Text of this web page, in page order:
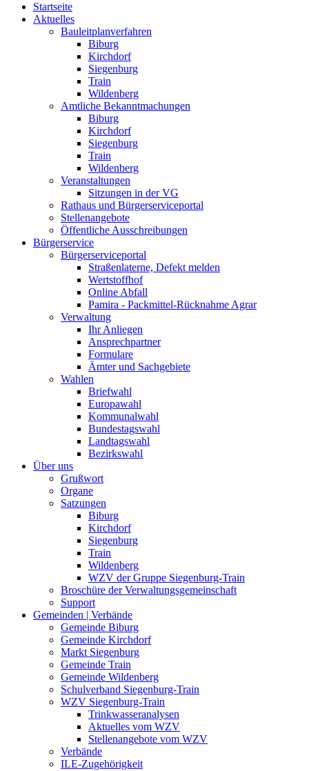
Startseite
Aktuelles
Bauleitplanverfahren
Biburg
Kirchdorf
Siegenburg
Train
Wildenberg
Amtliche Bekanntmachungen
Biburg
Kirchdorf
Siegenburg
Train
Wildenberg
Veranstaltungen
Sitzungen in der VG
Rathaus und Bürgerserviceportal
Stellenangebote
Öffentliche Ausschreibungen
Bürgerservice
Bürgerserviceportal
Straßenlaterne, Defekt melden
Wertstoffhof
Online Abfall
Pamira - Packmittel-Rücknahme Agrar
Verwaltung
Ihr Anliegen
Ansprechpartner
Formulare
Ämter und Sachgebiete
Wahlen
Briefwahl
Europawahl
Kommunalwahl
Bundestagswahl
Landtagswahl
Bezirkswahl
Über uns
Grußwort
Organe
Satzungen
Biburg
Kirchdorf
Siegenburg
Train
Wildenberg
WZV der Gruppe Siegenburg-Train
Broschüre der Verwaltungsgemeinschaft
Support
Gemeinden | Verbände
Gemeinde Biburg
Gemeinde Kirchdorf
Markt Siegenburg
Gemeinde Train
Gemeinde Wildenberg
Schulverband Siegenburg-Train
WZV Siegenburg-Train
Trinkwasseranalysen
Aktuelles vom WZV
Stellenangebote vom WZV
Verbände
ILE-Zugehörigkeit